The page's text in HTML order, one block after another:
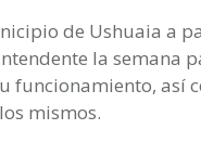
de Ushuaia a
la semana
funcionamiento, así
mismos.